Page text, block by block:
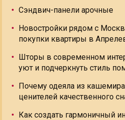
Сэндвич-панели арочные
Новостройки рядом с
покупки квартиры в
Шторы в современном
уют и подчеркнуть стиль
Почему одеяла из
ценителей качественного
Как создать гармоничный